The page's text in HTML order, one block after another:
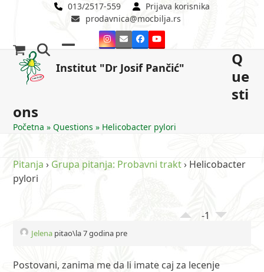
013/2517-559
Prijava korisnika
prodavnica@mocbilja.rs
Instagram
EmailFacebookYouTube
Institut "Dr Josif Pančić"
mobile
mobile
Q
ue
sti
ons
Početna »Questions » Helicobacter pylori
Pitanja › Grupa pitanja: Probavni trakt› Helicobacter
pylori
-1
Jelena pitao\la 7 godina pre
Postovani, zanima me da li imate caj za lecenje